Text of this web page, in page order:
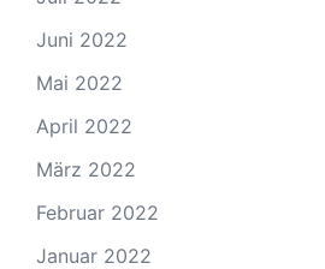
Juni 2022
Mai 2022
April 2022
März 2022
Februar 2022
Januar 2022